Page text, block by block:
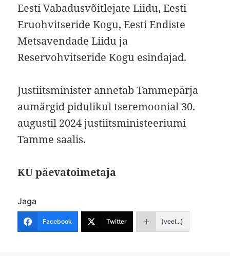
Eesti Vabadusvõitlejate Liidu, Eesti
Eruohvitseride Kogu, Eesti Endiste
Metsavendade Liidu ja
Reservohvitseride Kogu esindajad.
Justiitsminister annetab Tammepärja
aumärgid pidulikul tseremoonial 30.
augustil 2024 justiitsministeeriumi
Tamme saalis.
KU päevatoimetaja
Jaga
Facebook Twitter (veel...)